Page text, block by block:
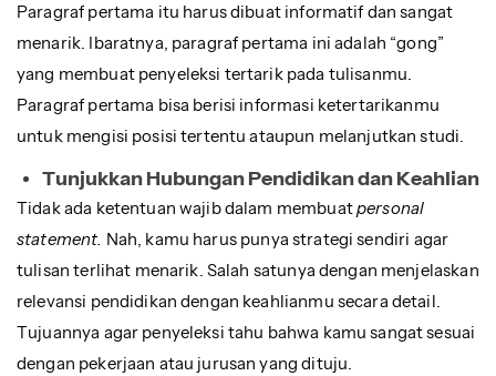
Paragraf pertama itu harus dibuat informatif dan sangat
menarik. Ibaratnya, paragraf pertama ini adalah “gong”
yang membuat penyeleksi tertarik pada tulisanmu.
Paragraf pertama bisa berisi informasi ketertarikanmu
untuk mengisi posisi tertentu ataupun melanjutkan studi.
Tunjukkan Hubungan Pendidikan dan Keahlian
Tidak ada ketentuan wajib dalam membuatpersonal
statement. Nah, kamu harus punya strategi sendiri agar
tulisan terlihat menarik. Salah satunya dengan menjelaskan
relevansi pendidikan dengan keahlianmu secara detail.
Tujuannya agar penyeleksi tahu bahwa kamu sangat sesuai
dengan pekerjaan atau jurusan yang dituju.